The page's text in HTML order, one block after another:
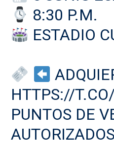
8:30 P.M.
ESTADIO
HTTPS://
PUNTOS DE